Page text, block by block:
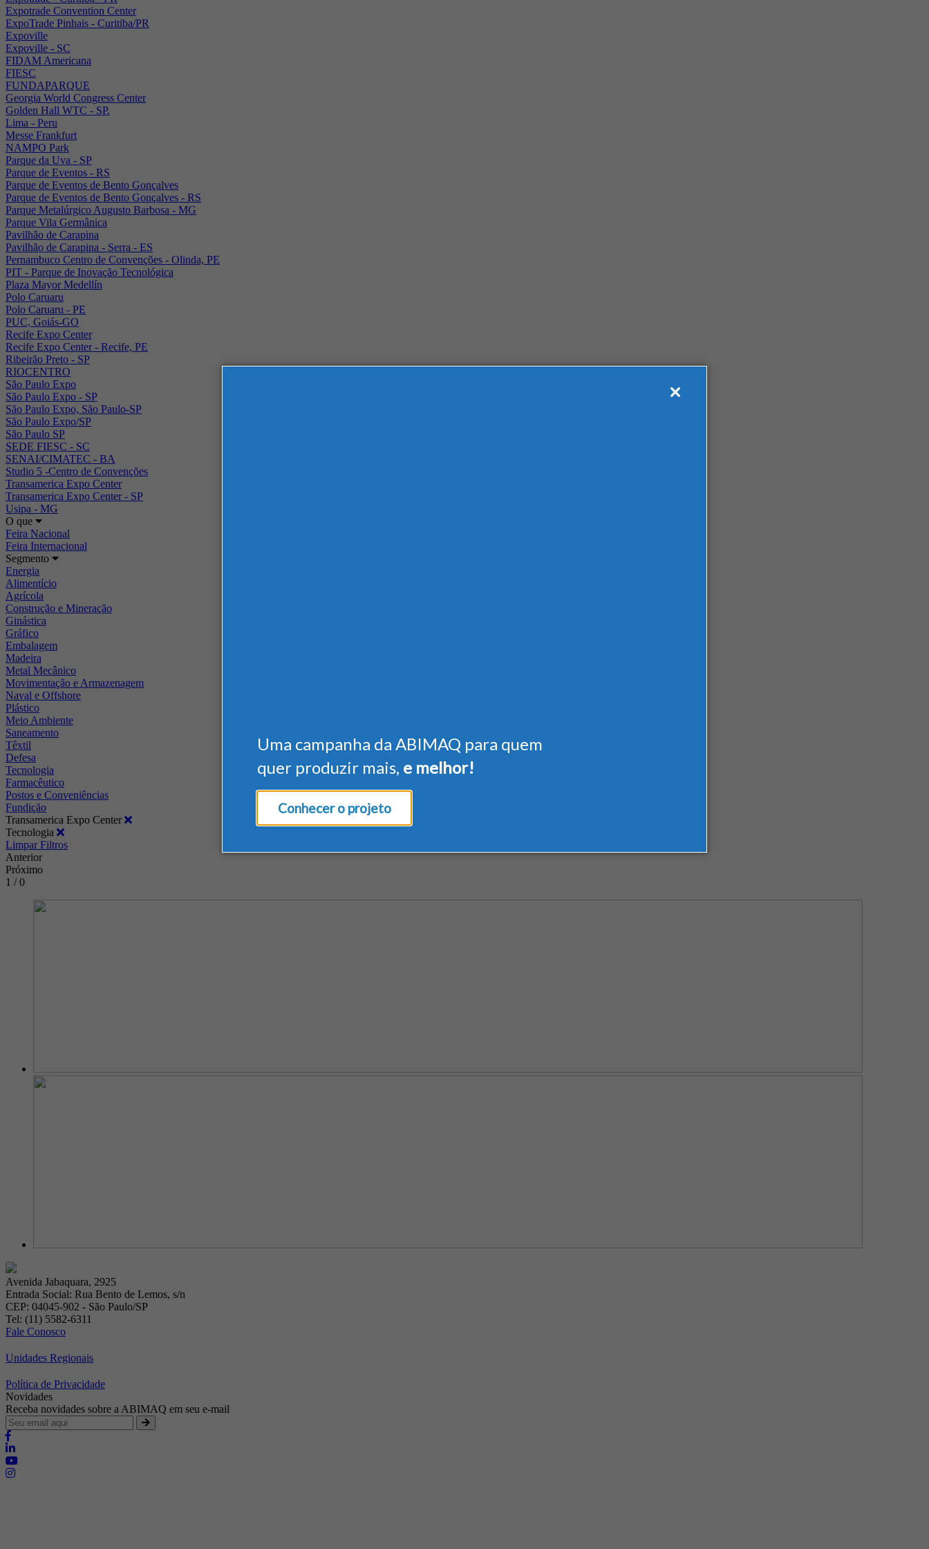
Uma campanha da ABIMAQ para quem
quer produzir mais, e melhor!
Conhecer o projeto
Expotrade Convention Center
ExpoTrade Pinhais - Curitiba/PR
Expoville
Expoville - SC
FIDAM Americana
FIESC
FUNDAPARQUE
Georgia World Congress Center
Golden Hall WTC - SP.
Lima - Peru
Messe Frankfurt
NAMPO Park
Parque da Uva - SP
Parque de Eventos - RS
Parque de Eventos de Bento Gonçalves
Parque de Eventos de Bento Gonçalves - RS
Parque Metalúrgico Augusto Barbosa - MG
Parque Vila Germânica
Pavilhão de Carapina
Pavilhão de Carapina - Serra - ES
Pernambuco Centro de Convenções - Olinda, PE
PIT - Parque de Inovação Tecnológica
Plaza Mayor Medellín
Polo Caruaru
Polo Caruaru - PE
PUC, Goiás-GO
Recife Expo Center
Recife Expo Center - Recife, PE
Ribeirão Preto - SP
RIOCENTRO
São Paulo Expo
São Paulo Expo - SP
São Paulo Expo, São Paulo-SP
São Paulo Expo/SP
São Paulo SP
SEDE FIESC - SC
SENAI/CIMATEC - BA
Studio 5 -Centro de Convenções
Transamerica Expo Center
Transamerica Expo Center - SP
Usipa - MG
O que
Feira Nacional
Feira Internacional
Segmento
Energia
Alimentício
Agrícola
Construção e Mineração
Ginástica
Gráfico
Embalagem
Madeira
Metal Mecânico
Movimentação e Armazenagem
Naval e Offshore
Plástico
Meio Ambiente
Saneamento
Têxtil
Defesa
Tecnologia
Farmacêutico
Postos e Conveniências
Fundição
Transamerica Expo Center
Tecnologia
Limpar Filtros
Anterior
Próximo
1 / 0
Avenida Jabaquara, 2925
Entrada Social: Rua Bento de Lemos, s/n
CEP: 04045-902 - São Paulo/SP
Tel: (11) 5582-6311
Fale Conosco
Unidades Regionais
Política de Privacidade
Novidades
Receba novidades sobre a ABIMAQ em seu e-mail